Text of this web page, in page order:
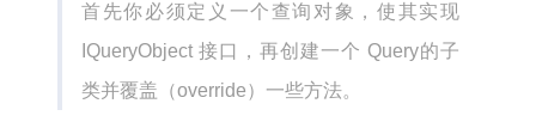
首先你必须定义一个查询对象，使其实现
IQueryObject 接口，再创建一个 Query的子
类并覆盖（override）一些方法。